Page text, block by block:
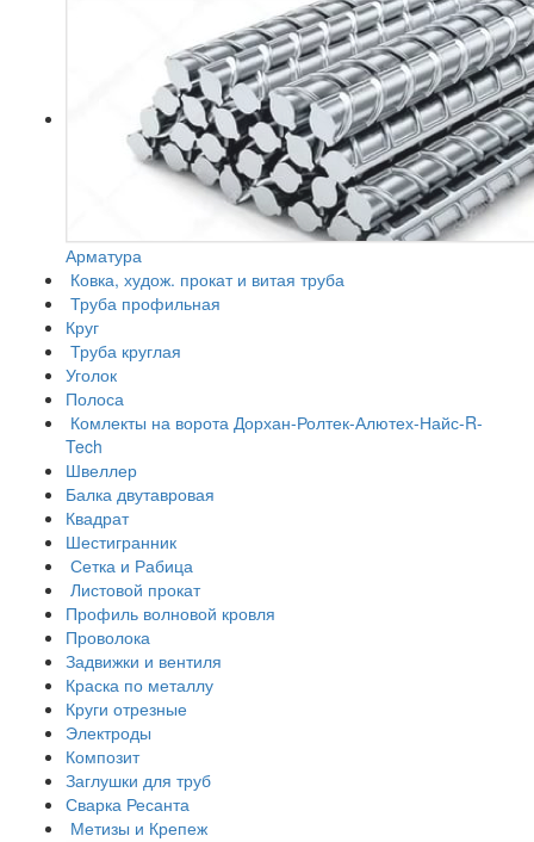
Арматура
Ковка, худож. прокат и витая труба
Труба профильная
Круг
Труба круглая
Уголок
Полоса
Комлекты на ворота Дорхан-Ролтек-Алютех-Найс-R-
Tech
Швеллер
Балка двутавровая
Квадрат
Шестигранник
Сетка и Рабица
Листовой прокат
Профиль волновой кровля
Проволока
Задвижки и вентиля
Краска по металлу
Круги отрезные
Электроды
Композит
Заглушки для труб
Сварка Ресанта
Метизы и Крепеж